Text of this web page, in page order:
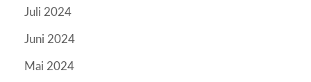
Juli 2024
Juni 2024
Mai 2024